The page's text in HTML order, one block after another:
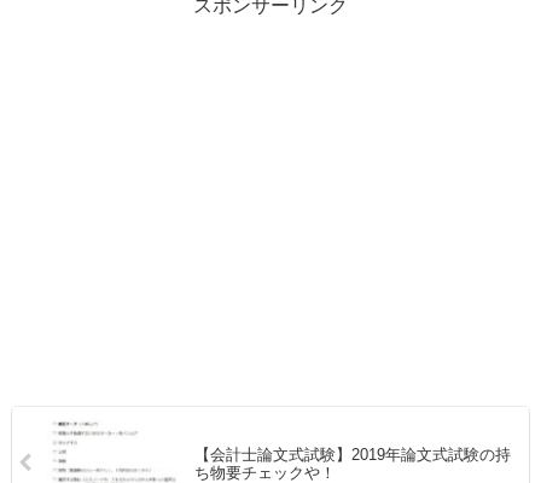
スポンサーリンク
【会計士論文式試験】2019年論文式試験の持
ち物要チェックや！